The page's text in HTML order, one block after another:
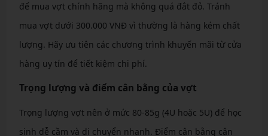
để mua vợt chính hãng mà không quá đắt đỏ. Tránh
mua vợt dưới 300.000 VNĐ vì thường là hàng kém chất
lượng. Hãy ưu tiên các chương trình khuyến mãi từ cửa
hàng uy tín để tiết kiệm chi phí.
Trọng lượng và điểm cân bằng của vợt
Trọng lượng vợt nên ở mức 80-85g (4U hoặc 5U) để học
sinh dễ cầm và di chuyển nhanh. Điểm cân bằng cân